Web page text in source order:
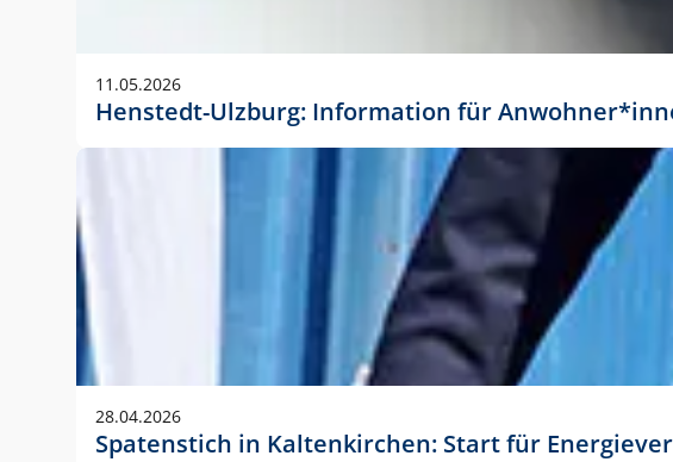
11.05.2026
Henstedt-Ulzburg: Information für
28.04.2026
Spatenstich in Kaltenkirchen: Start für